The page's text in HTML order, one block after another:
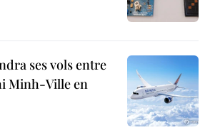
ses vols entre
Minh-Ville en